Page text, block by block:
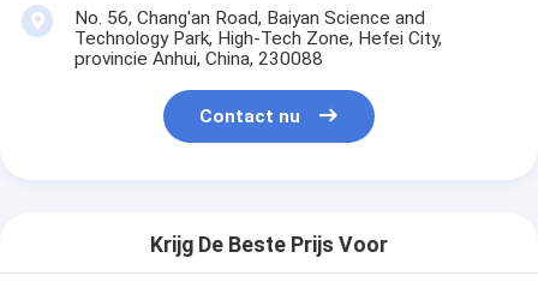
No. 56, Chang'an Road, Baiyan Science and
Technology Park, High-Tech Zone, Hefei City,
provincie Anhui, China, 230088
Contact nu
Krijg De Beste Prijs Voor